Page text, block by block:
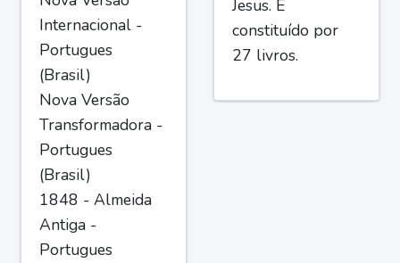
Internacional -
Portugues
(Brasil)
Nova Versão
Transformadora -
Portugues
(Brasil)
1848 - Almeida
Antiga -
Portugues
Jesus. É
constituído por
27 livros.